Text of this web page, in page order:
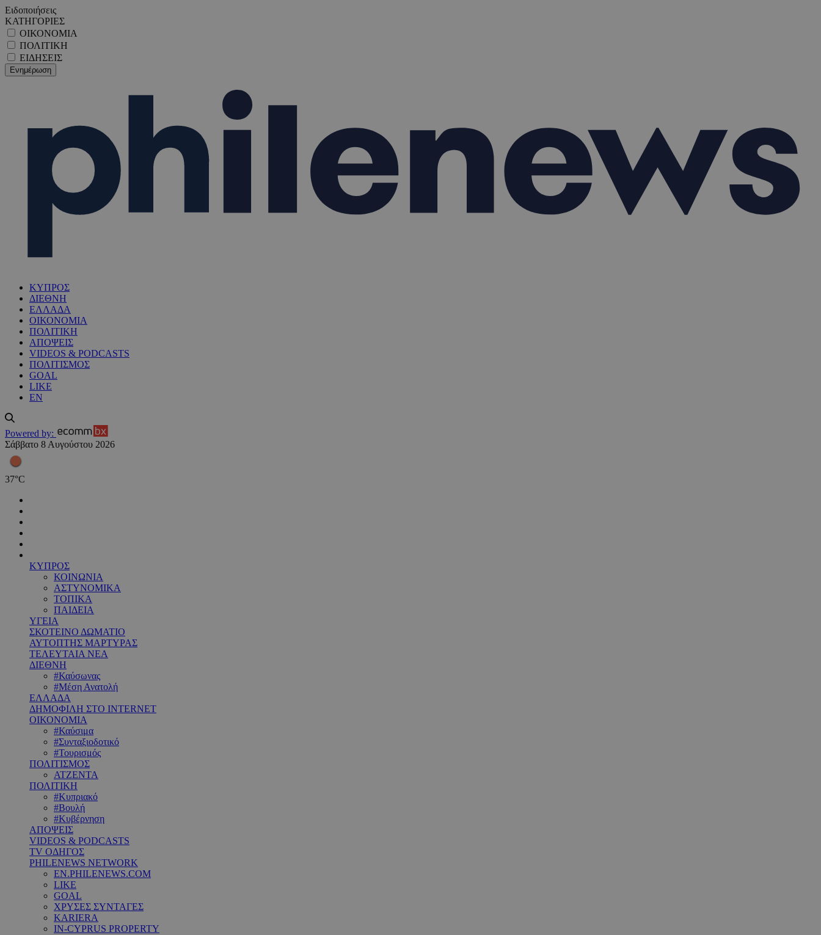
Ειδοποιήσεις
ΚΑΤΗΓΟΡΙΕΣ
ΟΙΚΟΝΟΜΙΑ
ΠΟΛΙΤΙΚΗ
ΕΙΔΗΣΕΙΣ
ΚΥΠΡΟΣ
ΔΙΕΘΝΗ
ΕΛΛΑΔΑ
ΟΙΚΟΝΟΜΙΑ
ΠΟΛΙΤΙΚΗ
ΑΠΟΨΕΙΣ
VIDEOS & PODCASTS
ΠΟΛΙΤΙΣΜΟΣ
GOAL
LIKE
EN
Powered by:
Σάββατο 8 Αυγούστου 2026
37°C
ΚΥΠΡΟΣ
ΚΟΙΝΩΝΙΑ
ΑΣΤΥΝΟΜΙΚΑ
ΤΟΠΙΚΑ
ΠΑΙΔΕΙΑ
ΥΓΕΙΑ
ΣΚΟΤΕΙΝΟ ΔΩΜΑΤΙΟ
ΑΥΤΟΠΤΗΣ ΜΑΡΤΥΡΑΣ
ΤΕΛΕΥΤΑΙΑ ΝΕΑ
ΔΙΕΘΝΗ
#Καύσωνας
#Μέση Ανατολή
ΕΛΛΑΔΑ
ΔΗΜΟΦΙΛΗ ΣΤΟ INTERNET
ΟΙΚΟΝΟΜΙΑ
#Καύσιμα
#Συνταξιοδοτικό
#Τουρισμός
ΠΟΛΙΤΙΣΜΟΣ
ΑΤΖΕΝΤΑ
ΠΟΛΙΤΙΚΗ
#Κυπριακό
#Βουλή
#Κυβέρνηση
ΑΠΟΨΕΙΣ
VIDEOS & PODCASTS
TV ΟΔΗΓΟΣ
PHILENEWS NETWORK
EN.PHILENEWS.COM
LIKE
GOAL
ΧΡΥΣΕΣ ΣΥΝΤΑΓΕΣ
KARIERA
IN-CYPRUS PROPERTY